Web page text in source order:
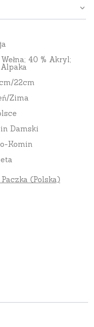
40 % Akryl;
Alpaka
22cm
Zima
Damski
Komin
(Polska)